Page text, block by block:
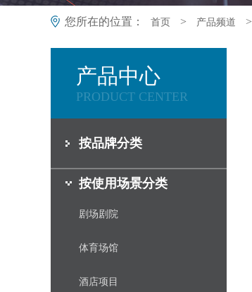
您所在的位置： 首页 > 产品频道 >
产品中心
PRODUCT CENTER
按品牌分类
按使用场景分类
剧场剧院
体育场馆
酒店项目